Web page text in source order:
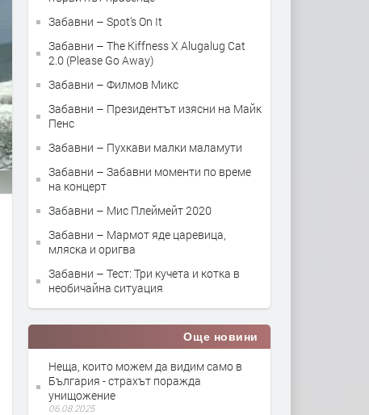
Забавни – Spot's On It
Забавни – The Kiffness X Alugalug Cat
2.0 (Please Go Away)
Забавни – Филмов Микс
Забавни – Президентът изясни на Майк
Пенс
Забавни – Пухкави малки маламути
Забавни – Забавни моменти по време
на концерт
Забавни – Мис Плеймейт 2020
Забавни – Мармот яде царевица,
мляска и оригва
Забавни – Тест: Три кучета и котка в
необичайна ситуация
Още новини
Неща, които можем да видим само в
България - страхът поражда
унищожение
06.08.2025